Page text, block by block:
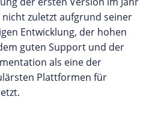
zuletzt aufgrund seiner
Entwicklung, der hohen
guten Support und der
als eine der
Plattformen für